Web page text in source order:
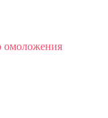
омоложения